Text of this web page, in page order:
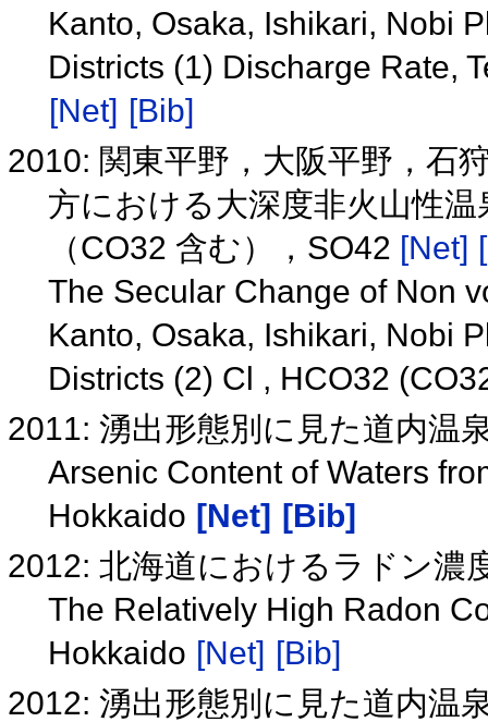
Kanto, Osaka, Ishikari, Nobi
Districts (1) Discharge Rate,
[Net] [Bib]
2010: 関東平野，大阪平野，石
方における大深度非火山性
（CO32 含む），SO42 [Net]
The Secular Change of Non
Kanto, Osaka, Ishikari, Nobi
Districts (2) Cl , HCO32
2011: 湧出形態別に見た道内温
Arsenic Content of Waters
Hokkaido [Net] [Bib]
2012: 北海道におけるラドン濃
The Relatively High Radon
Hokkaido [Net] [Bib]
2012: 湧出形態別に見た道内温